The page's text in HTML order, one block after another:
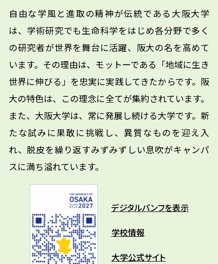
自由な学風と進取の精神が伝統である大阪大学
は、学術研究でも生命科学をはじめ各分野で多く
の研究者が世界を舞台に活躍、阪大の名を高めて
います。その理由は、モットーである「地域に生き
世界に伸びる」を忠実に実践してきたからです。阪
大の特色は、この理念に全てが集約されています。
また、大阪大学は、常に発展し続ける大学です。新
たな試みに果敢に挑戦し、異質なものを迎え入
れ、脱皮を繰り返すみずみずしい息吹がキャンパ
スに満ち溢れています。
デジタルパンフを表示
学校情報
大学公式サイト